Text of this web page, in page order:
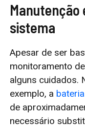
Manutenção
sistema
Apesar de ser
monitoramento
alguns cuidados.
exemplo, a bateria
de
necessário